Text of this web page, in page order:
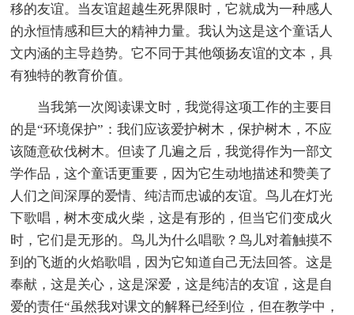
移的友谊。当友谊超越生死界限时，它就成为一种感人
的永恒情感和巨大的精神力量。我认为这是这个童话人
文内涵的主导趋势。它不同于其他颂扬友谊的文本，具
有独特的教育价值。
当我第一次阅读课文时，我觉得这项工作的主要目
的是“环境保护”：我们应该爱护树木，保护树木，不应
该随意砍伐树木。但读了几遍之后，我觉得作为一部文
学作品，这个童话更重要，因为它生动地描述和赞美了
人们之间深厚的爱情、纯洁而忠诚的友谊。鸟儿在灯光
下歌唱，树木变成火柴，这是有形的，但当它们变成火
时，它们是无形的。鸟儿为什么唱歌？鸟儿对着触摸不
到的飞逝的火焰歌唱，因为它知道自己无法回答。这是
奉献，这是关心，这是深爱，这是纯洁的友谊，这是自
爱的责任“虽然我对课文的解释已经到位，但在教学中，